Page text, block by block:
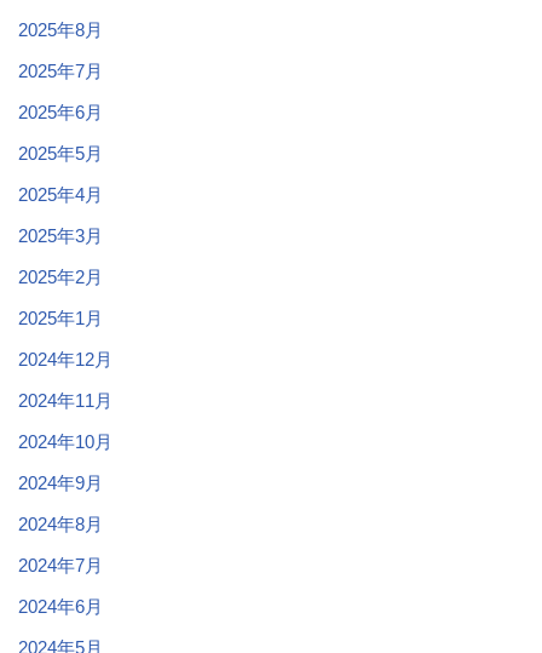
2025年8月
2025年7月
2025年6月
2025年5月
2025年4月
2025年3月
2025年2月
2025年1月
2024年12月
2024年11月
2024年10月
2024年9月
2024年8月
2024年7月
2024年6月
2024年5月